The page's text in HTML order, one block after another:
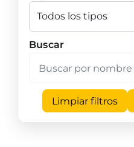
Buscar
Limpiar filtros